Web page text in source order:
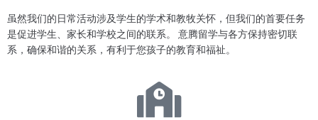
虽然我们的日常活动涉及学生的学术和教牧关怀，但我们的首要任务
是促进学生、家长和学校之间的联系。 意腾留学与各方保持密切联
系，确保和谐的关系，有利于您孩子的教育和福祉。